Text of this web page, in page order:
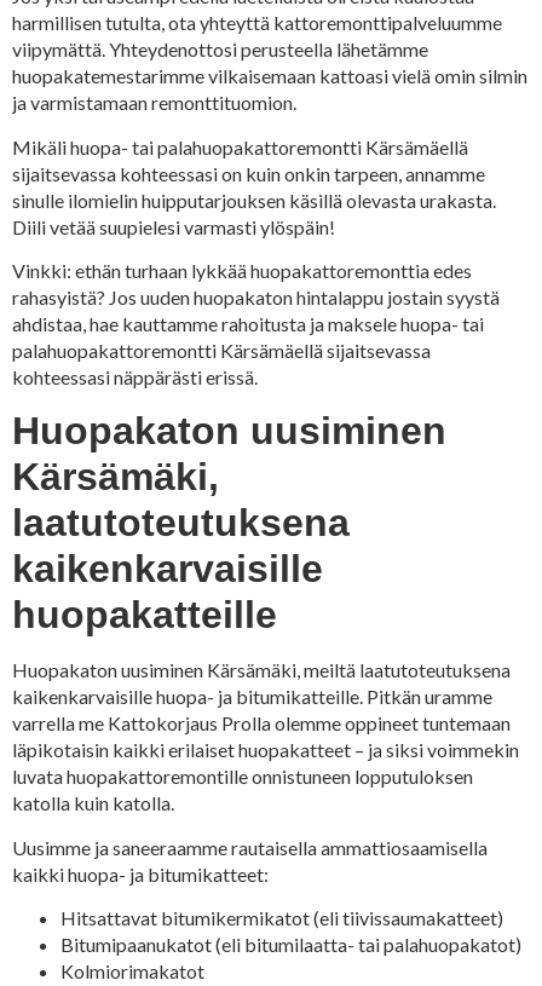
harmillisen tutulta, ota yhteyttä kattoremonttipalveluumme
viipymättä. Yhteydenottosi perusteella lähetämme
huopakatemestarimme vilkaisemaan kattoasi vielä omin silmin
ja varmistamaan remonttituomion.
Mikäli huopa- tai palahuopakattoremontti Kärsämäellä
sijaitsevassa kohteessasi on kuin onkin tarpeen, annamme
sinulle ilomielin huipputarjouksen käsillä olevasta urakasta.
Diili vetää suupielesi varmasti ylöspäin!
Vinkki: ethän turhaan lykkää huopakattoremonttia edes
rahasyistä? Jos uuden huopakaton hintalappu jostain syystä
ahdistaa, hae kauttamme rahoitusta ja maksele huopa- tai
palahuopakattoremontti Kärsämäellä sijaitsevassa
kohteessasi näppärästi erissä.
Huopakaton uusiminen
Kärsämäki,
laatutoteutuksena
kaikenkarvaisille
huopakatteille
Huopakaton uusiminen Kärsämäki, meiltä laatutoteutuksena
kaikenkarvaisille huopa- ja bitumikatteille. Pitkän uramme
varrella me Kattokorjaus Prolla olemme oppineet tuntemaan
läpikotaisin kaikki erilaiset huopakatteet – ja siksi voimmekin
luvata huopakattoremontille onnistuneen lopputuloksen
katolla kuin katolla.
Uusimme ja saneeraamme rautaisella ammattiosaamisella
kaikki huopa- ja bitumikatteet:
Hitsattavat bitumikermikatot (eli tiivissaumakatteet)
Bitumipaanukatot (eli bitumilaatta- tai palahuopakatot)
Kolmiorimakatot